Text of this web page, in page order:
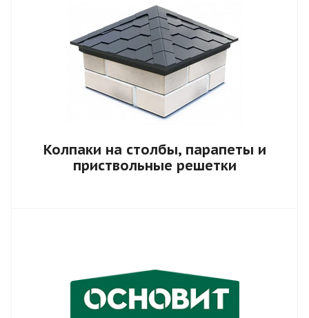
Колпаки на столбы, парапеты и
приствольные решетки